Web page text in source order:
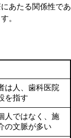
あたる関係性であ
。
は人、歯科医院
を指す
人ではなく、施
の文脈が多い